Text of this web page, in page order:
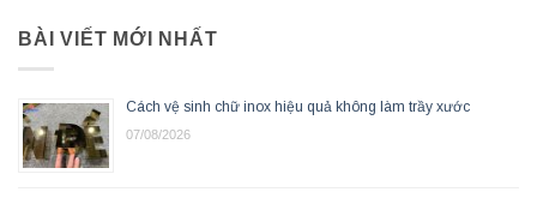
BÀI VIẾT MỚI NHẤT
Cách vệ sinh chữ inox hiệu quả không làm trầy xước
07/08/2026